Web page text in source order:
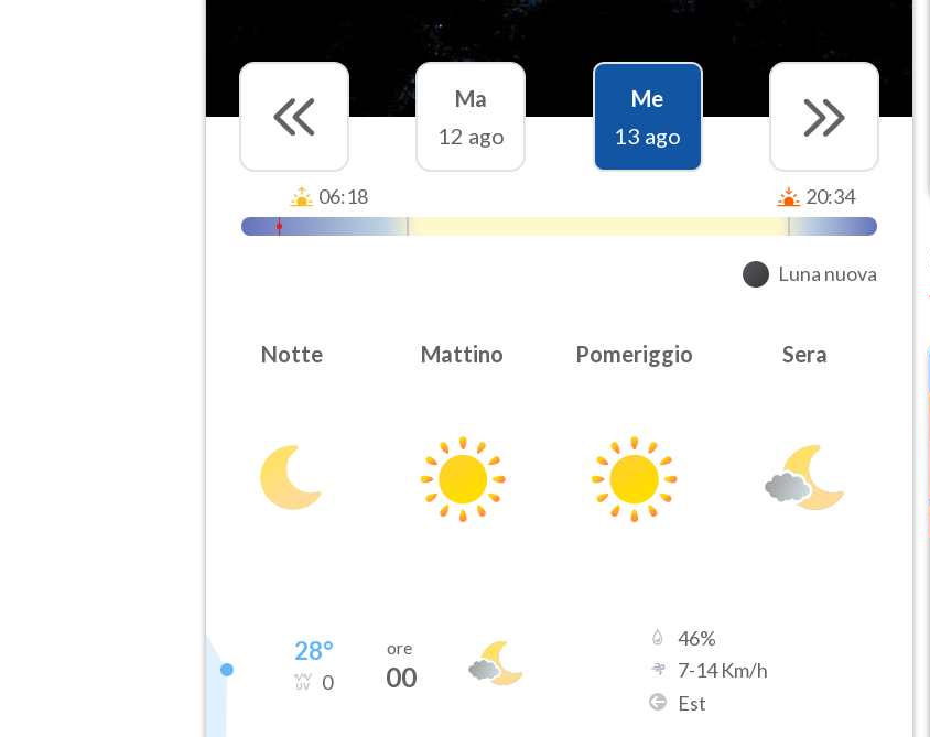
Ma
12 ago
Me
13 ago
06:18 20:34
Luna nuova
Notte Mattino Pomeriggio Sera
28°
0
ore
00
46%
7-14Km/h
Est